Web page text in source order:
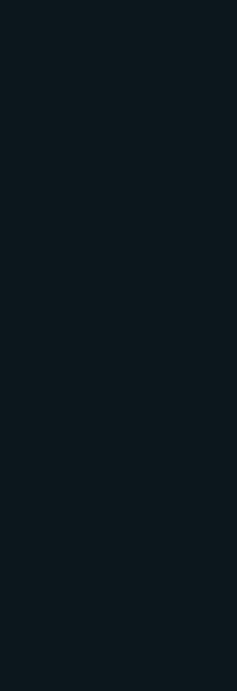
de la
intervalles) et des
déplacement du faisceau
effet « Porsche »), il n’est
sur le sujet.
que ce dernier est
de véhicules nautiques, les
ne sont pas exclus. Un
l’appareil RIEGL FG 21-PS
de la distance avec le
de l’appareil de
Une vitesse est indiquée
avec une réflexion et une
laser doit donc toucher
bien que la propriété de
Que la moyenne
falsifiée par un
en a été question avec
de la carrosserie par
avec un profil maintenu
plate comme par
pas assez concrétisé dans
la demande de preuve.
de mesure le met en
à l’approche – en se
vers l’aval à une distance
un glissement du
entrer en ligne de
n’est pas expliqué non plus
XX pourrait avoir mal
trouve dans son